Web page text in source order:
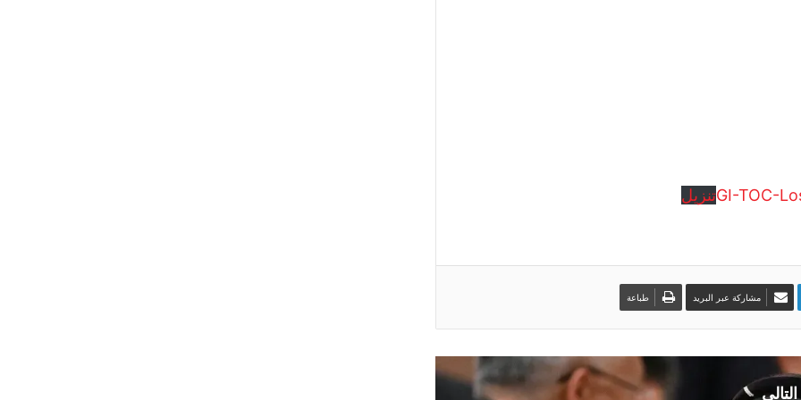
GI-TOC-تنزيل
مشاركة عبر البريد طباعة
التالي